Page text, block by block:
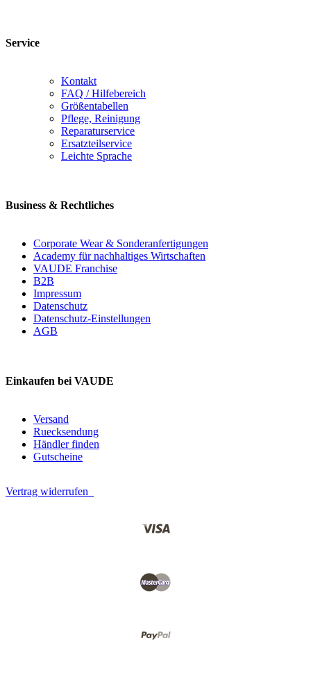
Service
Kontakt
FAQ / Hilfebereich
Größentabellen
Pflege, Reinigung
Reparaturservice
Ersatzteilservice
Leichte Sprache
Business & Rechtliches
Corporate Wear & Sonderanfertigungen
Academy für nachhaltiges Wirtschaften
VAUDE Franchise
B2B
Impressum
Datenschutz
Datenschutz-Einstellungen
AGB
Einkaufen bei VAUDE
Versand
Ruecksendung
Händler finden
Gutscheine
Vertrag widerrufen